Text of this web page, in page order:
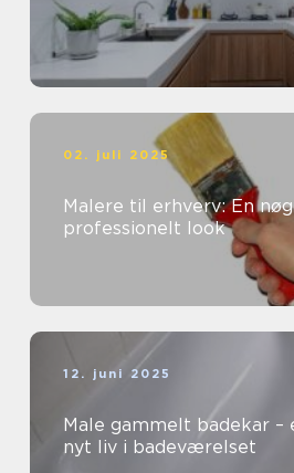
02. juli 2025
Malere til erhverv: En
professionelt look
12. juni 2025
Male gammelt badekar –
nyt liv i badeværelset